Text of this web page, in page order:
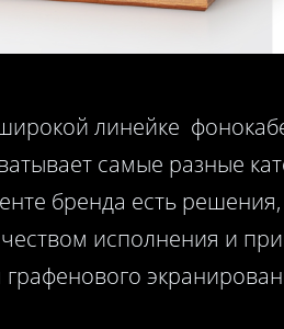
линейке
самые разные
бренда есть
исполнения и